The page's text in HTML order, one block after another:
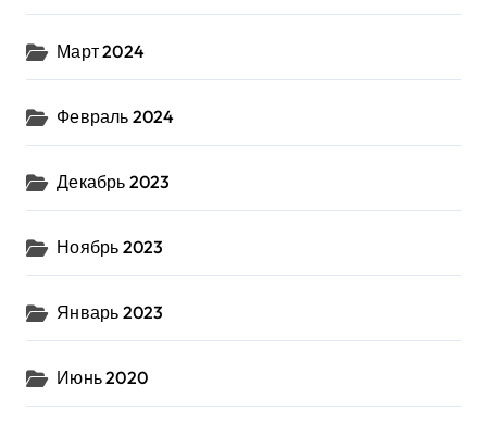
Март 2024
Февраль 2024
Декабрь 2023
Ноябрь 2023
Январь 2023
Июнь 2020